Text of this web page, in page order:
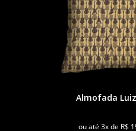
Almofada
ou até 3x de R$